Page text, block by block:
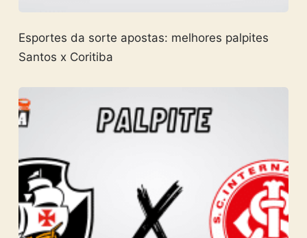
Esportes da sorte apostas: melhores palpites
Santos x Coritiba